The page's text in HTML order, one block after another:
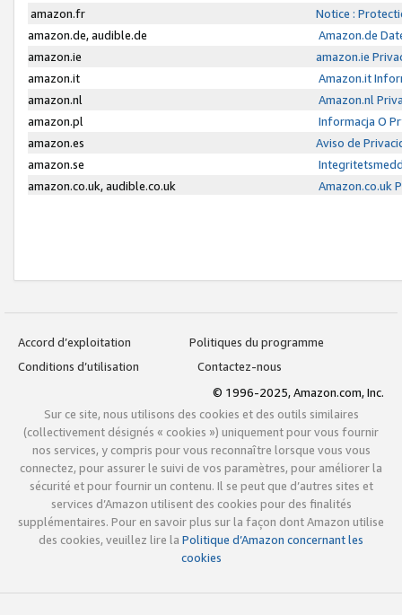
amazon.fr
Notice :
amazon.de, audible.de
Amazon.de
amazon.ie
amazon.ie
amazon.it
Amazon.it
amazon.nl
Amazon.nl
amazon.pl
Informacja O
amazon.es
Aviso de
amazon.se
amazon.co.uk, audible.co.uk
Amazon.co.uk
Accord d’exploitation
Politiques du programme
Conditions d’utilisation
Contactez-nous
© 1996-2025, Amazon.com, Inc.
Sur ce site, nous utilisons des cookies et des outils similaires
(collectivement désignés « cookies ») uniquement pour vous fournir
nos services, y compris pour vous reconnaître lorsque vous vous
connectez, pour assurer le suivi de vos paramètres, pour améliorer la
sécurité et pour fournir un contenu. Il se peut que d’autres sites et
services d’Amazon utilisent des cookies pour des finalités
supplémentaires. Pour en savoir plus sur la façon dont Amazon utilise
des cookies, veuillez lire la Politique d’Amazon concernant les
cookies